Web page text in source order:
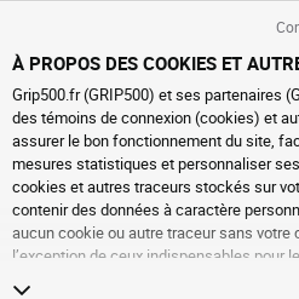
À PROPOS DES COOKIES ET
Grip500.fr (GRIP500) et ses partenaires
des témoins de connexion (cookies) et
assurer le bon fonctionnement du site,
mesures statistiques et personnaliser
cookies et autres traceurs stockés sur
contenir des données à caractère
aucun cookie ou autre traceur sans
l’exception de ceux indispensables pour